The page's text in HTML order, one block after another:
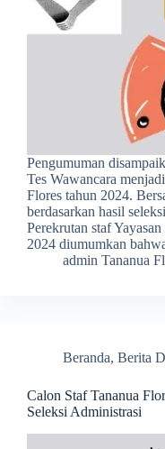
Pengumuman
Tes Wawancara
Flores tahun 2024.
berdasarkan hasil
Perekrutan staf
2024 diumumkan
admin Tananua
Beranda, Berita
Calon Staf Tananua
Seleksi Administrasi